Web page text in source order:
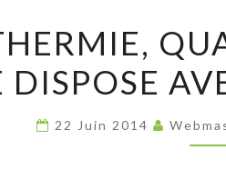
DISPOSE
22 Juin 2014